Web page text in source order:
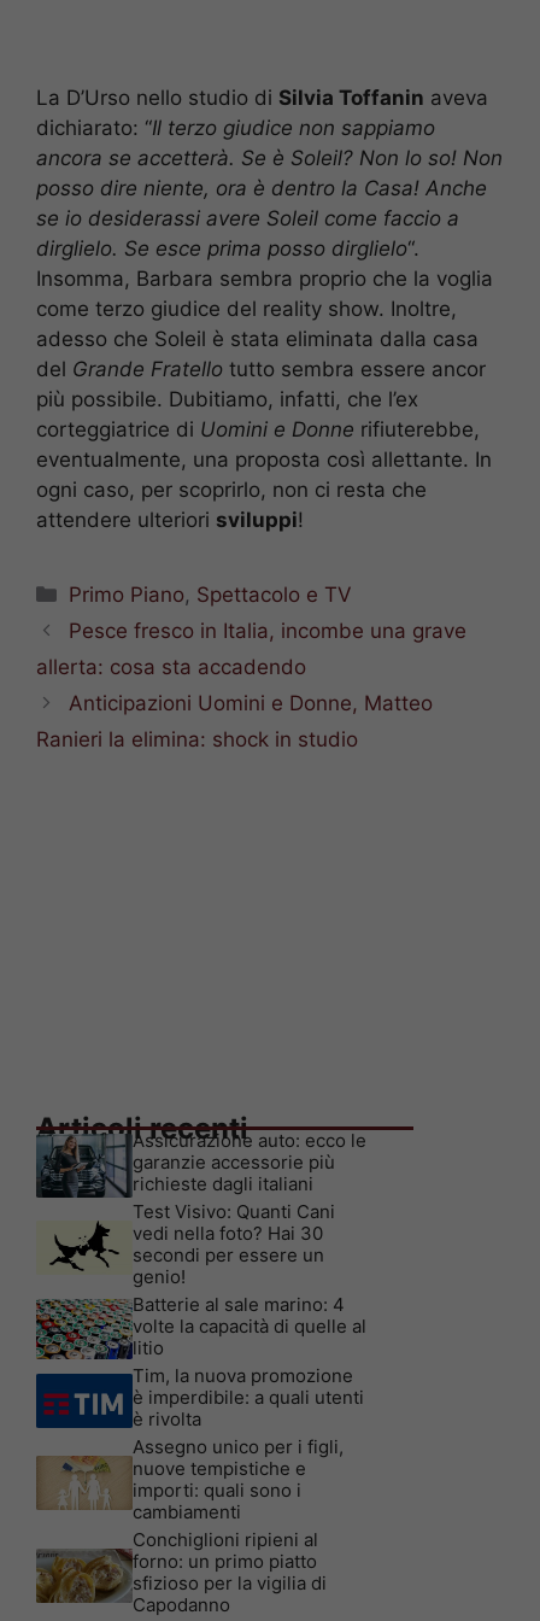
La D’Urso nello studio di Silvia Toffanin aveva
dichiarato: “Il terzo giudice non sappiamo
ancora se accetterà. Se è Soleil? Non lo so! Non
posso dire niente, ora è dentro la Casa! Anche
se io desiderassi avere Soleil come faccio a
dirglielo. Se esce prima posso dirglielo“.
Insomma, Barbara sembra proprio che la voglia
come terzo giudice del reality show. Inoltre,
adesso che Soleil è stata eliminata dalla casa
del Grande Fratello tutto sembra essere ancor
più possibile. Dubitiamo, infatti, che l’ex
corteggiatrice di Uomini e Donne rifiuterebbe,
eventualmente, una proposta così allettante. In
ogni caso, per scoprirlo, non ci resta che
attendere ulteriori sviluppi!
Categorie
Primo Piano, Spettacolo e TV
Pesce fresco in Italia, incombe una grave
allerta: cosa sta accadendo
Anticipazioni Uomini e Donne, Matteo
Ranieri la elimina: shock in studio
Articoli recenti
Assicurazione auto: ecco le
garanzie accessorie più
richieste dagli italiani
Test Visivo: Quanti Cani
vedi nella foto? Hai 30
secondi per essere un
genio!
Batterie al sale marino: 4
volte la capacità di quelle al
litio
Tim, la nuova promozione
è imperdibile: a quali utenti
è rivolta
Assegno unico per i figli,
nuove tempistiche e
importi: quali sono i
cambiamenti
Conchiglioni ripieni al
forno: un primo piatto
sfizioso per la vigilia di
Capodanno